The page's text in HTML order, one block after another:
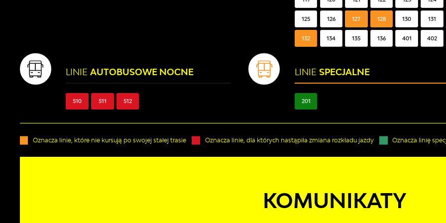
125 126 127 128 130 131
132 134 135 136 401 402
LINIEAUTOBUSOWE NOCNE
510 511 512
LINIE SPECJALNE
201
Oznacza linie, które nie kursują po swojej stałej trasie Oznacza linie, dla których nastąpiła zmiana rozkładu jazdy Oznacza linię
KOMUNIKATY